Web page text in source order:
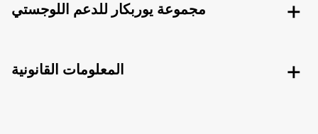
مجموعة يوربكار للدعم اللوجستي
المعلومات القانونية